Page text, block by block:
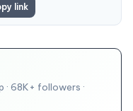
link
· 68K+ followers ·